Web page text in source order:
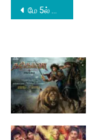
Post
மே 5ல் இல்லை, 12ல்…